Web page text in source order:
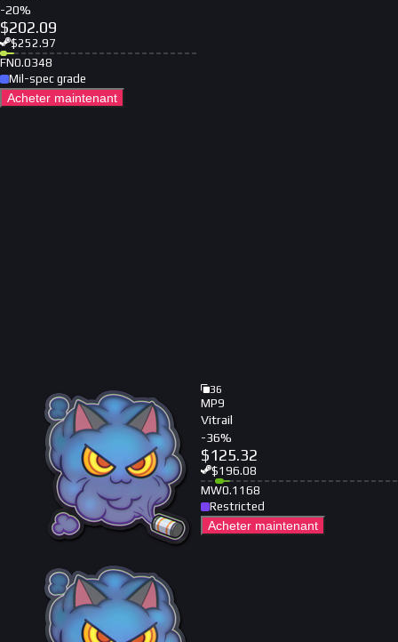
-20%
$202.09
$252.97
FN0.0348
Mil-spec grade
Acheter maintenant
36
MP9
Vitrail
-36%
$125.32
$196.08
MW0.1168
Restricted
Acheter maintenant